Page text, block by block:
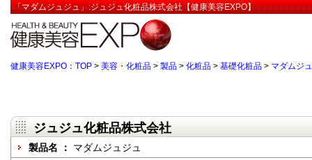
「マダムジュジュ」:ジュジュ化粧品株式会社【健康美容EXPO】
健康美容EXPO：TOP > 美容・化粧品 > 製品 > 化粧品 > 基礎化粧品 > マダムジ
ジュジュ化粧品株式会社
製品名 ： マダムジュジュ